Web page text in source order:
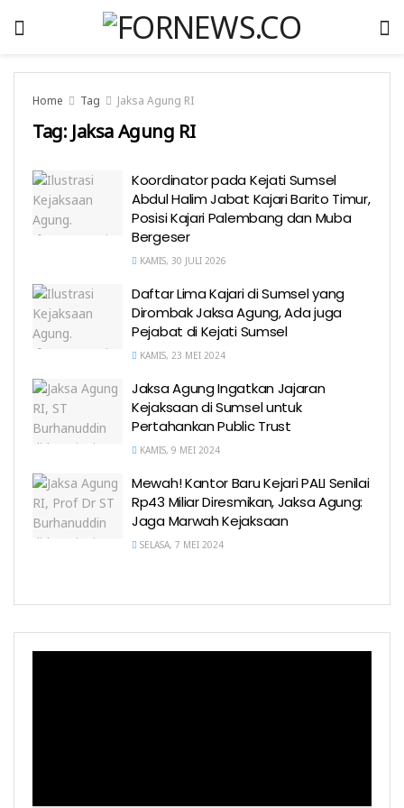
Home Tag Jaksa Agung RI
Tag: Jaksa Agung RI
Koordinator pada Kejati Sumsel
Abdul Halim Jabat Kajari Barito Timur,
Posisi Kajari Palembang dan Muba
Bergeser
KAMIS, 30 JULI 2026
Daftar Lima Kajari di Sumsel yang
Dirombak Jaksa Agung, Ada juga
Pejabat di Kejati Sumsel
KAMIS, 23 MEI 2024
Jaksa Agung Ingatkan Jajaran
Kejaksaan di Sumsel untuk
Pertahankan Public Trust
KAMIS, 9 MEI 2024
Mewah! Kantor Baru Kejari PALI Senilai
Rp43 Miliar Diresmikan, Jaksa Agung:
Jaga Marwah Kejaksaan
SELASA, 7 MEI 2024